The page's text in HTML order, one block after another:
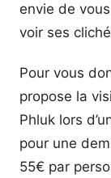
envie de
voir ses
Pour vous
propose la
Phluk lors
pour une
55€ par